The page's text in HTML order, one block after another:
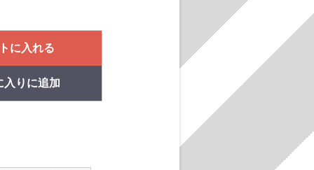
に入れる
入りに追加